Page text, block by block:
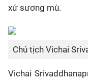
xứ sương mù.
Chủ tịch Vichai
Vichai